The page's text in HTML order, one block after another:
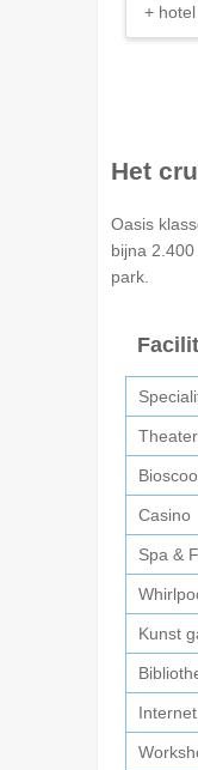
+
Het
Oasis
bijna
park.
Theater
Casino
Spa &
Kunst